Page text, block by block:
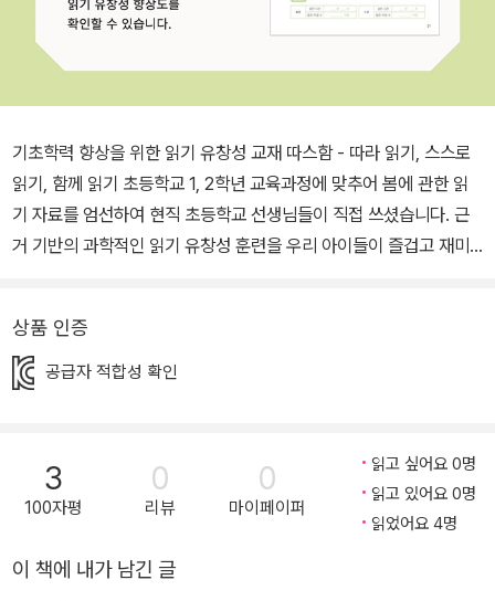
기초학력 향상을 위한 읽기 유창성 교재 따스함 - 따라 읽기, 스스로
읽기, 함께 읽기 초등학교 1, 2학년 교육과정에 맞추어 봄에 관한 읽
기 자료를 엄선하여 현직 초등학교 선생님들이 직접 쓰셨습니다. 근
거 기반의 과학적인 읽기 유창성 훈련을 우리 아이들이 즐겁고 재미
의 읽기 유창성 향상에 있습니다. 읽기 유창성은 정확하고, 적절한 속
도로 물 흐르듯이 부드럽게 읽는 것을 의미한다. 그동안 우리는 아이
지만 유창하게 읽지 못하는 학생들이 생각보다 많다. 미국의 국가교
육통계센터(NAEP)에 의하면, 초등학교 4학년 학생들 중 35%가 유
창하게 읽지 못했다고 한다. 이것은 학생들에게 읽기 유창성 교육이
nel)는 초등학교 5학년까지 읽기 유창성 교육이 필요하며, 읽기 부진
상품 인증
공급자 적합성 확인
3
100자평
0
리뷰
0
마이페이퍼
읽고 싶어요 0명
읽고 있어요 0명
읽었어요 4명
이 책에 내가 남긴 글